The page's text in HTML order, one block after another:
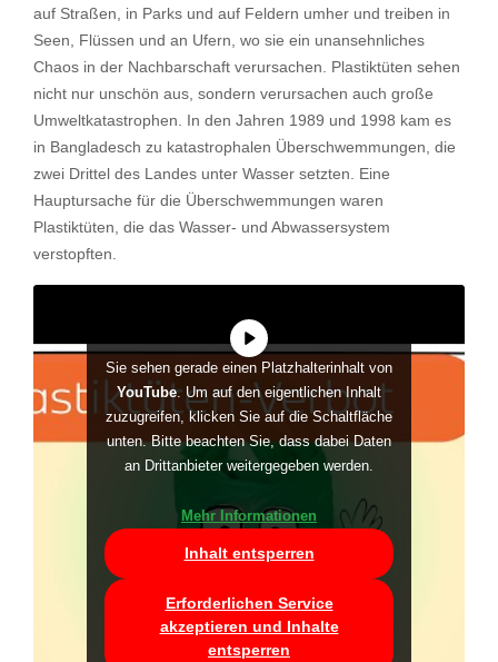
auf Straßen, in Parks und auf Feldern umher und treiben in
Seen, Flüssen und an Ufern, wo sie ein unansehnliches
Chaos in der Nachbarschaft verursachen. Plastiktüten sehen
nicht nur unschön aus, sondern verursachen auch große
Umweltkatastrophen. In den Jahren 1989 und 1998 kam es
in Bangladesch zu katastrophalen Überschwemmungen, die
zwei Drittel des Landes unter Wasser setzten. Eine
Hauptursache für die Überschwemmungen waren
Plastiktüten, die das Wasser- und Abwassersystem
verstopften.
Sie sehen gerade einen Platzhalterinhalt von
YouTube. Um auf den eigentlichen Inhalt
zuzugreifen, klicken Sie auf die Schaltfläche
unten. Bitte beachten Sie, dass dabei Daten
an Drittanbieter weitergegeben werden.
Mehr Informationen
Inhalt entsperren
Erforderlichen Service
akzeptieren und Inhalte
entsperren